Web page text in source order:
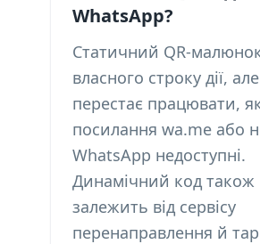
WhatsApp?
Статичний QR-
власного строку дії, але
перестає працювати,
посилання wa.me або
WhatsApp недоступні.
Динамічний код також
залежить від сервісу
перенаправлення й